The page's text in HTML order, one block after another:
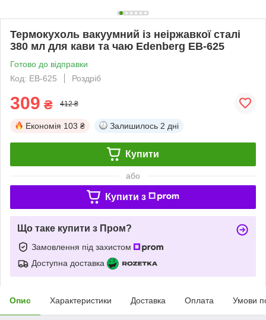
Термокухоль вакуумний із неіржавкої сталі
380 мл для кави та чаю Edenberg EB-625
Готово до відправки
Код: EB-625
Роздріб
309 ₴ 412 ₴
Економія 103 ₴ Залишилось 2 дні
Купити
або
Купити з
Що таке купити з Пром?
Замовлення під захистом
Доступна доставка
Опис Характеристики Доставка Оплата Умови